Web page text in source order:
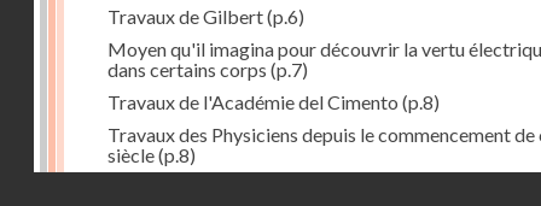
Travaux de Gilbert(p.6)
Moyen qu'il imagina pour découvrir la vertu
dans certains corps (p.7)
Travaux de l'Académie del Cimento (p.8)
Travaux des Physiciens depuis le commencement de
siècle(p.8)